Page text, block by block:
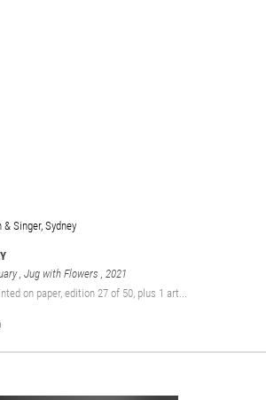
Singer, Sydney
, Jug with Flowers , 2021
on paper, edition 27 of 50, plus 1 art...